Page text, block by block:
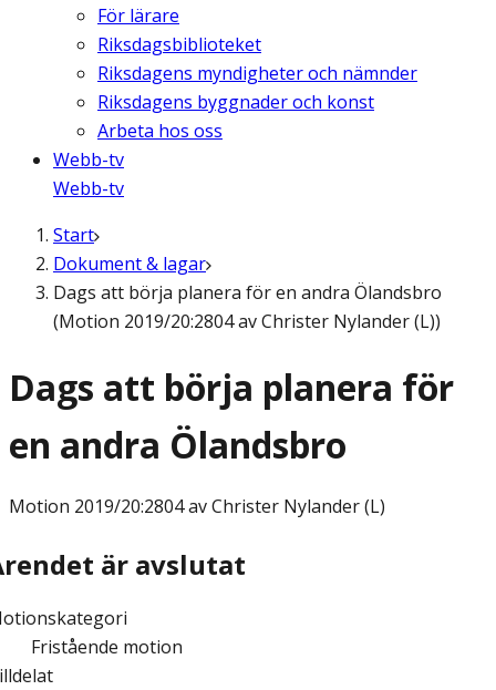
För lärare
Riksdagsbiblioteket
Riksdagens myndigheter och nämnder
Riksdagens byggnader och konst
Arbeta hos oss
Webb-tv
Webb-tv
Start
Dokument & lagar
Dags att börja planera för en andra Ölandsbro
(Motion 2019/20:2804 av Christer Nylander (L))
Dags att börja planera för
en andra Ölandsbro
Motion 2019/20:2804 av Christer Nylander (L)
är avslutat
Fristående motion